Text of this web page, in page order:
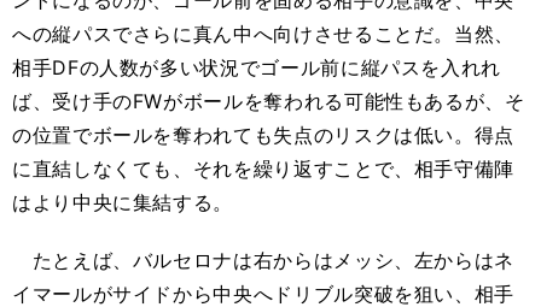
への縦パスでさらに真ん中へ向けさせることだ。当然、
相手DFの人数が多い状況でゴール前に縦パスを入れれ
ば、受け手のFWがボールを奪われる可能性もあるが、そ
の位置でボールを奪われても失点のリスクは低い。得点
に直結しなくても、それを繰り返すことで、相手守備陣
はより中央に集結する。
たとえば、バルセロナは右からはメッシ、左からはネ
イマールがサイドから中央へドリブル突破を狙い、相手